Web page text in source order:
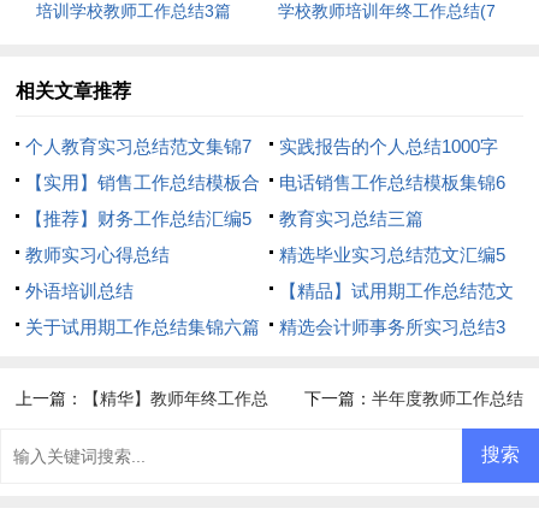
培训学校教师工作总结3篇
学校教师培训年终工作总结(7
相关文章推荐
个人教育实习总结范文集锦7
篇
实践报告的个人总结1000字
【实用】销售工作总结模板合
集8篇
电话销售工作总结模板集锦6
篇
【推荐】财务工作总结汇编5
篇
教育实习总结三篇
教师实习心得总结
精选毕业实习总结范文汇编5
篇
外语培训总结
【精品】试用期工作总结范文
汇总九篇
关于试用期工作总结集锦六篇
精选会计师事务所实习总结3
上一篇：
【精华】教师年终工作总
下一篇： 半年度教师工作总结